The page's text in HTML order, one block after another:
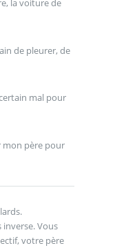
la voiture de
de pleurer, de
mal pour
mon père pour
Vous
votre père